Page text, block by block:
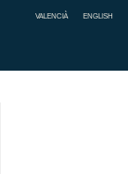
VALENCIÀ ENGLISH